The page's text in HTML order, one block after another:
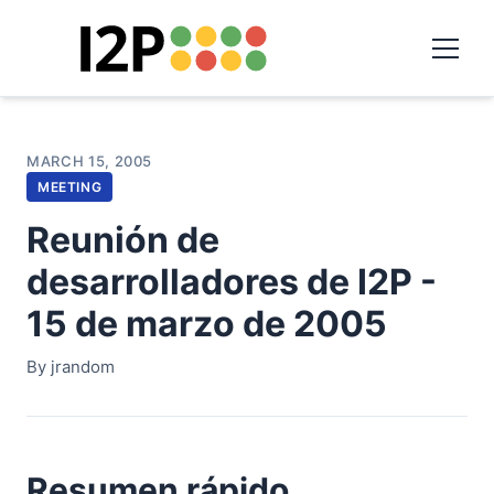
MARCH 15, 2005
MEETING
Reunión de
desarrolladores de I2P -
15 de marzo de 2005
By jrandom